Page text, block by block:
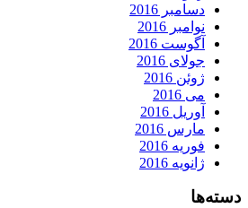
دسامبر 2016
نوامبر 2016
آگوست 2016
جولای 2016
ژوئن 2016
می 2016
آوریل 2016
مارس 2016
فوریه 2016
ژانویه 2016
دسته‌ها